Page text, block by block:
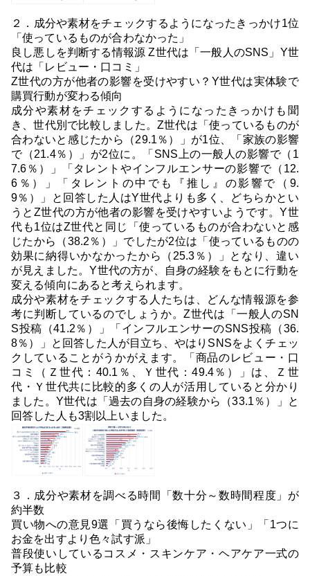
２．成分や素材をチェックするようになったきっかけ1位
「使っているものが合わなかった」
良し悪しを判断する情報源 Z世代は「一般人のSNS」Y世
代は「レビュー・口コミ」
Z世代の方が他者の影響を受けやすい？Y世代は実体験で
購買行動が変わる傾向
成分や素材をチェックするようになったきっかけも聞
き、世代別で比較しました。Z世代は「使っているものが
合わないと感じたから（29.1％）」が1位、「家族の影響
で（21.4％）」が2位に。「SNS上の一般人の影響で（1
7.6％）」「タレントやインフルエンサーの影響で（12.
6％）」「タレントの中でも『推し』の影響で（9.
9％）」と回答した人はY世代よりも多く、どちらかとい
うとZ世代の方が他者の影響を受けやすいようです。Y世
代も1位はZ世代と同じ「使っているものが合わないと感
じたから（38.2％）」でしたが2位は「使っているものの
効果に納得いかなかったから（25.3％）」となり、違い
が見えました。Y世代の方が、自身の経験をもとに行動を
変える傾向にあると考えられます。
成分や素材をチェックする人たちは、どんな情報源を参
考に判断しているのでしょうか。Z世代は「一般人のSN
S投稿（41.2％）」「インフルエンサーのSNS投稿（36.
8％）」と回答した人が目立ち、やはりSNSをよくチェッ
クしていることがうかがえます。「商品のレビュー・口
コミ（Ｚ世代：40.1％、Ｙ世代：49.4％）」は、Ｚ世
代・Ｙ世代共に比較的多くの人が活用していると分かり
ました。Y世代は「過去の自身の経験から（33.1％）」と
回答した人も3割以上いました。
３．成分や素材を調べる時間「数十分～数時間程度」が
約半数
買い物への意見9選「買うなら後悔したくない」「1つに
お金を出すより色々試す派」
普段使いしているコスメ・スキンケア・ヘアケア一式の
予算も比較